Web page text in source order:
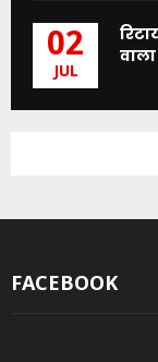
02
JUL
FACEBOOK